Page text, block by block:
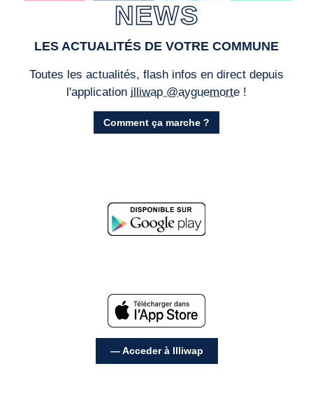
NEWS
LES ACTUALITÉS DE VOTRE COMMUNE
Toutes les actualités, flash infos en direct depuis
l'application illiwap @ayguemorte !
Comment ça marche ?
— Acceder à Illiwap